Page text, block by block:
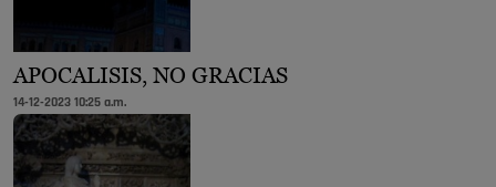
APOCALISIS, NO GRACIAS
14-12-2023 10:25 a.m.